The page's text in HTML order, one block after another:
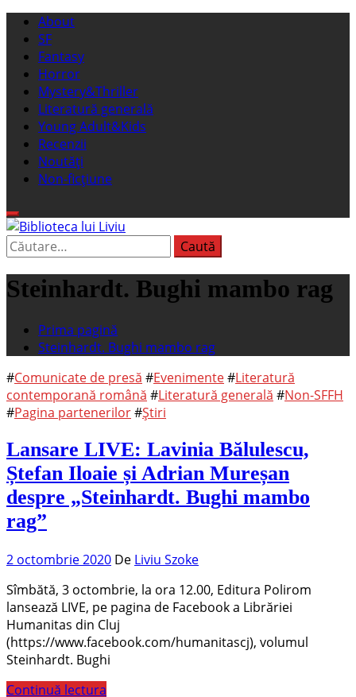
Sari
conținut
Meniu
principal
About
SF
Fantasy
Horror
Mystery&Thriller
Literatură generală
Young Adult&Kids
Recenzii
Noutăți
Non-ficțiune
Biblioteca lui Liviu
Fostul blog FanSF
Caută
după:
Steinhardt. Bughi mambo rag
Prima pagină
Steinhardt. Bughi mambo rag
#Comunicate de presă #Evenimente#Literatură
contemporană română #Literatură generală #Non-SFFH
#Pagina partenerilor#Știri
Lansare LIVE: Lavinia Bălulescu,
Ștefan Iloaie și Adrian Mureșan
despre „Steinhardt. Bughi mambo
rag”
2 octombrie 2020 De Liviu Szoke
Sîmbătă, 3 octombrie, la ora 12.00, Editura Polirom
lansează LIVE, pe pagina de Facebook a Librăriei
Humanitas din Cluj
(https://www.facebook.com/humanitascj), volumul
Steinhardt. Bughi
Continuă lectura